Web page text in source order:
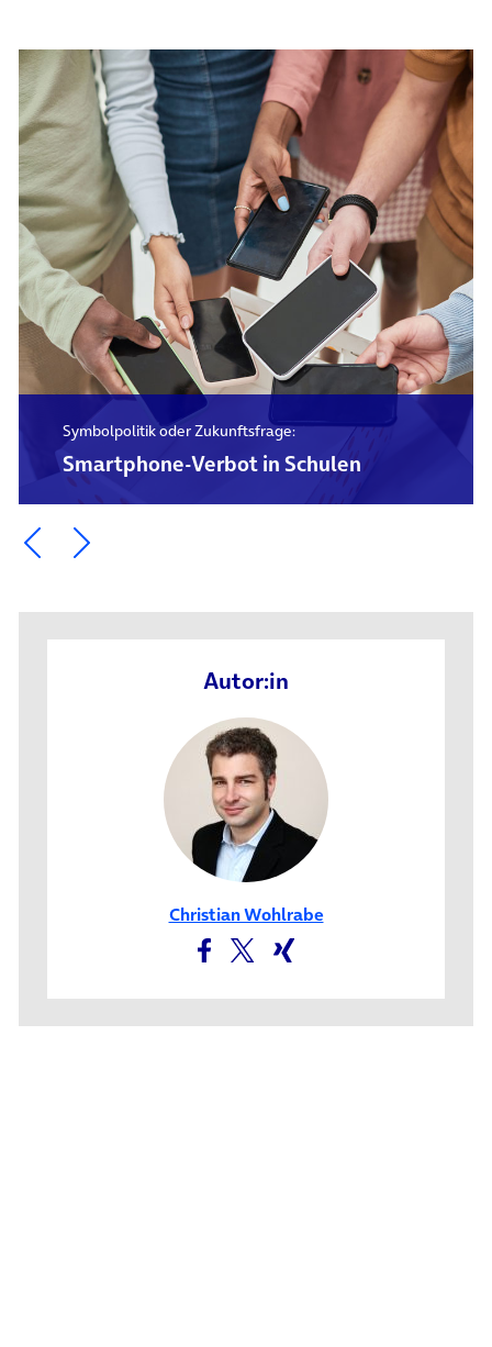
Symbolpolitik oder Zukunftsfrage:
Smartphone-Verbot in Schulen
Ein Element zurück blättern
Ein Element weiter blättern
Autor:in
Christian Wohlrabe